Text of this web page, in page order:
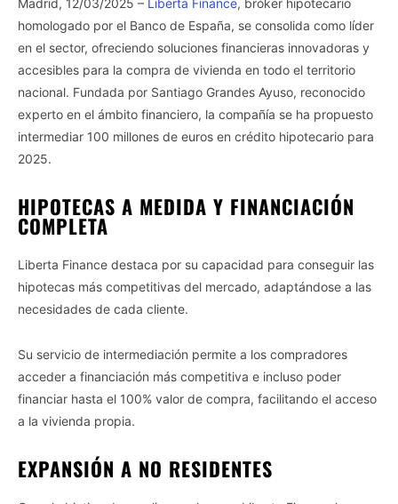
Madrid, 12/03/2025 – Liberta Finance, bróker hipotecario
homologado por el Banco de España, se consolida como líder
en el sector, ofreciendo soluciones financieras innovadoras y
accesibles para la compra de vivienda en todo el territorio
nacional. Fundada por Santiago Grandes Ayuso, reconocido
experto en el ámbito financiero, la compañía se ha propuesto
intermediar 100 millones de euros en crédito hipotecario para
2025.
HIPOTECAS A MEDIDA Y FINANCIACIÓN
COMPLETA
Liberta Finance destaca por su capacidad para conseguir las
hipotecas más competitivas del mercado, adaptándose a las
necesidades de cada cliente.
Su servicio de intermediación permite a los compradores
acceder a financiación más competitiva e incluso poder
financiar hasta el 100% valor de compra, facilitando el acceso
a la vivienda propia.
EXPANSIÓN A NO RESIDENTES